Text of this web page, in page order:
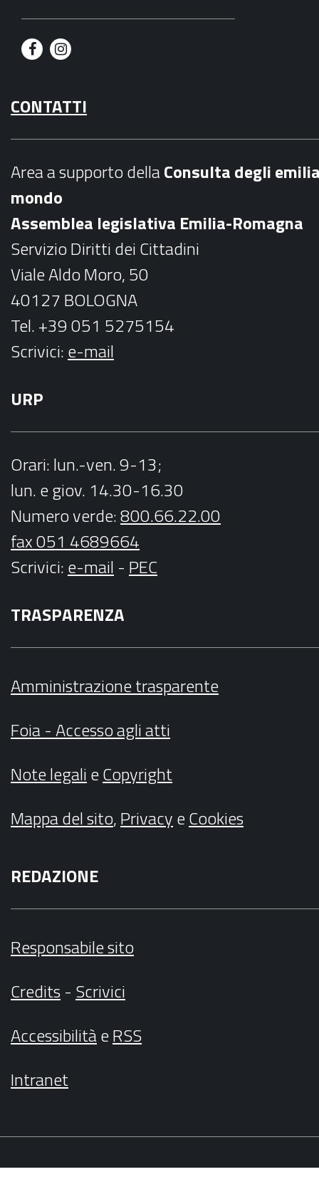
F
c
e
o
k
I
s
t
r
a
m
CONTATTI
Area a supporto dellaConsulta degli
mondo
Assemblea legislativa Emilia-Romagna
Servizio Diritti dei Cittadini
Viale Aldo Moro, 50
40127 BOLOGNA
Tel. +39 051 5275154
Scrivici:e-mail
URP
Orari: lun.-ven. 9-13;
lun. e giov. 14.30-16.30
Numero verde:800.66.22.00
fax 051 4689664
Scrivici:e-mail - PEC
TRASPARENZA
Amministrazione trasparente
Foia - Accesso agli atti
Note legalieCopyright
Mappa del sito,PrivacyeCookies
REDAZIONE
Responsabile sito
Credits- Scrivici
AccessibilitàeRSS
Intranet